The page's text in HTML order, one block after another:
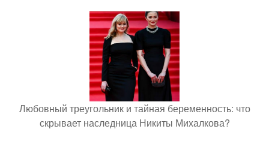
Любовный треугольник и тайная беременность: что
скрывает наследница Никиты Михалкова?